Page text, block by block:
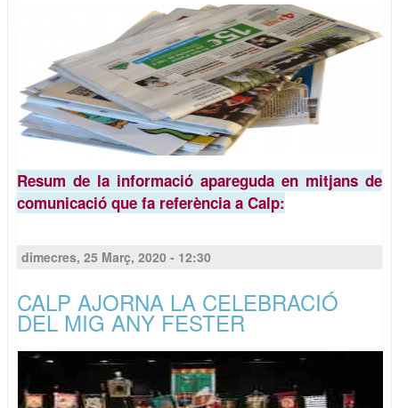
Resum de la informació apareguda en mitjans de
comunicació que fa referència a Calp:
dimecres, 25 Març, 2020 - 12:30
CALP AJORNA LA CELEBRACIÓ
DEL MIG ANY FESTER